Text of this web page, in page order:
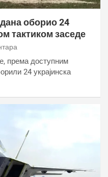
оборио 24
тактиком заседе
према доступним
24 украјинска